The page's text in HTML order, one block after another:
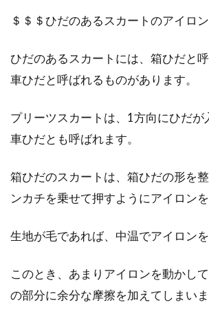
ったばかりの洋服も、気
ーツにおすすめの
重要2 冬スポーツで着用
ない「保温...
＄＄＄ひだのあるスカートのアイロ
ひだのあるスカートには、箱ひだと呼
車ひだと呼ばれるものがあります。
プリーツスカートは、1方向にひだが
車ひだとも呼ばれます。
箱ひだのスカートは、箱ひだの形を
ンカチを乗せて押すようにアイロンを
生地が毛であれば、中温でアイロンを
このとき、あまりアイロンを動かし
の部分に余分な摩擦を加えてしまいま